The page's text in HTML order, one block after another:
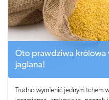
Oto prawdziwa królowa
jaglana!
Trudno wymienić jednym tchem